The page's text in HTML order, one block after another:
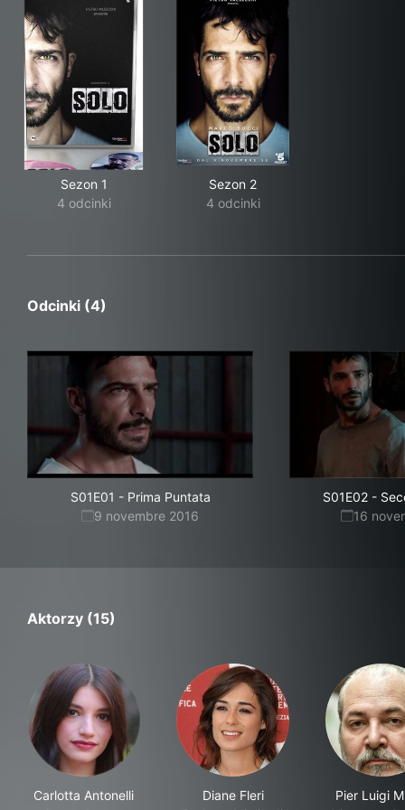
Sezon 1
4 odcinki
Sezon 2
4 odcinki
Odcinki (4)
S01E01 - Prima Puntata
9 novembre 2016
S01E02-
16
Aktorzy (15)
Carlotta Antonelli
Diane Fleri
Pier Luigi